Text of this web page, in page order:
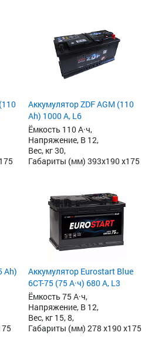
Аккумулятор ZDF AGM (110
Ah) 1000 А, L6
Ёмкость 110 А·ч,
Напряжение, В 12,
Вес, кг 30,
Габариты (мм) 393x190 x175
Ah)
Аккумулятор Eurostart Blue
6CT-75 (75 А·ч) 680 А, L3
Ёмкость 75 А·ч,
Напряжение, В 12,
Вес, кг 15, 8,
Габариты (мм) 278 x190 x175